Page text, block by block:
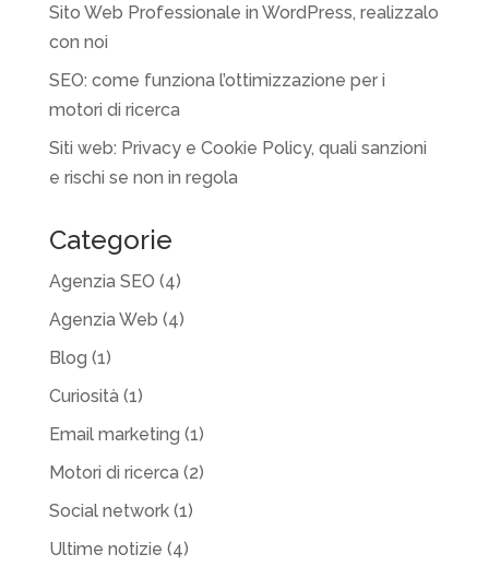
Sito Web Professionale in WordPress, realizzalo
con noi
SEO: come funziona l’ottimizzazione per i
motori di ricerca
Siti web: Privacy e Cookie Policy, quali sanzioni
e rischi se non in regola
Categorie
Agenzia SEO (4)
Agenzia Web (4)
Blog (1)
Curiosità(1)
Email marketing (1)
Motori di ricerca(2)
Social network(1)
Ultime notizie (4)